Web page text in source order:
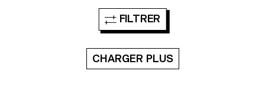
FILTRER
CHARGER PLUS